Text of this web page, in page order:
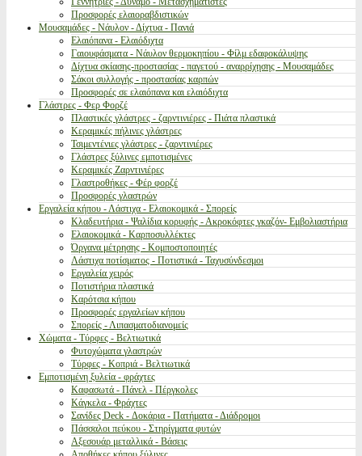
Προσφορές ελαιοραβδιστικών
Μουσαμάδες - Νάυλον - Δίχτυα - Πανιά
Ελαιόπανα - Ελαιόδιχτα
Γαιουφάσματα - Νάυλον θερμοκηπίου - Φίλμ εδαφοκάλυψης
Δίχτυα σκίασης-προστασίας - παγετού - αναρρίχησης - Μουσαμάδες
Σάκοι συλλογής - προστασίας καρπών
Προσφορές σε ελαιόπανα και ελαιόδιχτα
Γλάστρες - Φερ Φορζέ
Πλαστικές γλάστρες - ζαρντινιέρες - Πιάτα πλαστικά
Κεραμικές πήλινες γλάστρες
Τσιμεντένιες γλάστρες - ζαρντινιέρες
Γλάστρες ξύλινες εμποτισμένες
Κεραμικές Ζαρντινιέρες
Γλαστροθήκες - Φέρ φορζέ
Προσφορές γλαστρών
Εργαλεία κήπου - Λάστιχα - Ελαιοκομικά - Σπορείς
Κλαδευτήρια - Ψαλίδια κορυφής - Ακροκόφτες γκαζόν- Εμβολιαστήρια
Ελαιοκομικά - Καρποσυλλέκτες
Όργανα μέτρησης - Κομποστοποιητές
Λάστιχα ποτίσματος - Ποτιστικά - Ταχυσύνδεσμοι
Εργαλεία χειρός
Ποτιστήρια πλαστικά
Καρότσια κήπου
Προσφορές εργαλείων κήπου
Σπορείς - Λιπασματοδιανομείς
Χώματα - Τύρφες - Βελτιωτικά
Φυτοχώματα γλαστρών
Τύρφες - Κοπριά - Βελτιωτικά
Εμποτισμένη ξυλεία - φράχτες
Καφασωτά - Πάνελ - Πέργκολες
Κάγκελα - Φράχτες
Σανίδες Deck - Δοκάρια - Πατήματα - Διάδρομοι
Πάσσαλοι πεύκου - Στηρίγματα φυτών
Αξεσουάρ μεταλλικά - Βάσεις